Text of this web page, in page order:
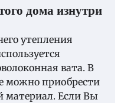
дома изнутри
утепления
вата. В
можно приобрести
материал. Если Вы